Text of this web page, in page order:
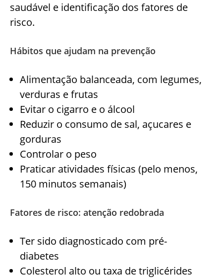
saudável e identificação dos fatores de
risco.
Hábitos que ajudam na prevenção
Alimentação balanceada, com legumes,
verduras e frutas
Evitar o cigarro e o álcool
Reduzir o consumo de sal, açucares e
gorduras
Controlar o peso
Praticar atividades físicas (pelo menos,
150 minutos semanais)
Fatores de risco: atenção redobrada
Ter sido diagnosticado com pré-
diabetes
Colesterol alto ou taxa de triglicérides